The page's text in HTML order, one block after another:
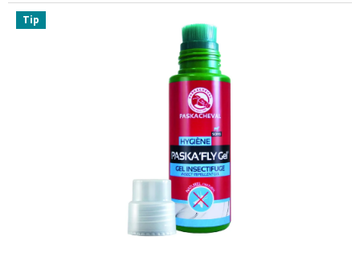
Tip